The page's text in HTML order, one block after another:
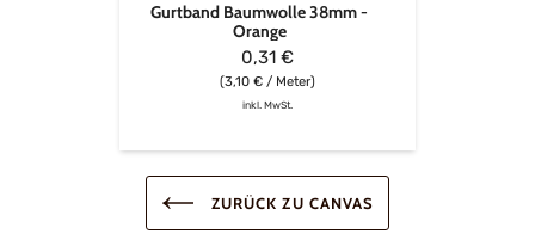
Gurtband Baumwolle 38mm -
Orange
0,31 €
(3,10 € / Meter)
inkl. MwSt.
ZURÜCK ZU CANVAS